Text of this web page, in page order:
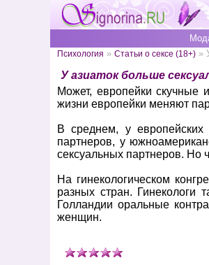
Психология » Статьи о сексе (18+) »
У азиаток больше
Может, европейки скучные
жизни европейки меняют
В среднем, у
партнеров, у
сексуальных партнеров. Но
На гинекологическом
разных стран.
Голландии оральные
женщин.